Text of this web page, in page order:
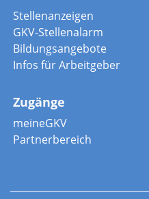
Stellenanzeigen
GKV-Stellenalarm
Bildungsangebote
Infos für Arbeitgeber
Zugänge
meineGKV
Partnerbereich